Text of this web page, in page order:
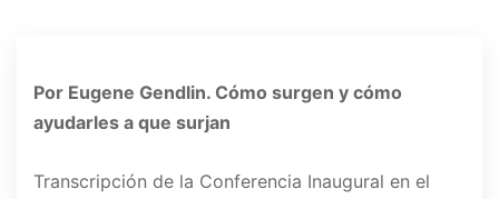
Por Eugene Gendlin. Cómo surgen y cómo
ayudarles a que surjan
Transcripción de la Conferencia Inaugural en el